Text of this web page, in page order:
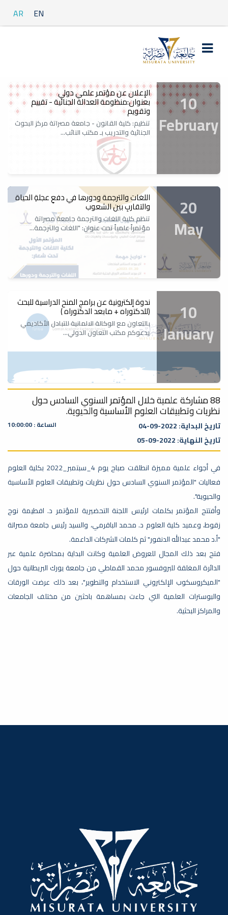
AR EN
10
February
الإعلان عن مؤتمر علمي دولي
بعنوان:منظومة العدالة الجنائية - تقييم
وتقويم
تنظيم: كلية القانون - جامعة مصراتة مركز البحوث
الجنائية والتدريب بـ مكتب النائب...
20
May
اللغات والترجمة ودورها في دفعِ عجلةِ الحياة
والتقاربِ بين الشعوب
تنظم كلية اللغات والترجمة جامعة مصراتة
مؤتمراً علمياً تحت عنوان: "اللغات والترجمة...
10
January
ندوة إلكترونية عن برامج المنح الدراسية للبحث
(للدكتوراه + مابعد الدكتوراه )
بالتعاون مع الوكالة الالمانية للتبادل الأكاديمي
يدعوكم مكتب التعاون الدولي...
22
December
اختتام ورشة عمل (تعزيز قدرات الأمن
الكيميائي في التعليم)
استمرت الورشة مدة ثلاثة أيام بواقع (5) ساعات
يومياً، بالتعاون مع الجمعية الليبية...
28
November
ختام الدروة تدريبية في مجال تدقيق واعتماد
المجلات العلمية المحكمة بقاعة ورش عمل
كلية الآداب.
ختام الدروة تدريبية في مجال تدقيق واعتماد
المجلات العلمية المحكمة بقاعة ورش عمل...
03 الأشعة المؤيّنة والوقاية من مخاطرها"
October
المؤتمر العلمي الأول لكلية الفنون والإعلام
2022 ختام المؤتمر بحضور عدد من المشاركين...
88 مشاركة علمية خلال المؤتمر السنوي السادس حول
نظريات وتطبيقات العلوم الأساسية والحيوية.
تاريخ البداية: 2022-09-04
تاريخ النهاية: 2022-09-05
الساعة : 10:00:00
في أجواء علمية مميزة انطلقت صباح يوم 4_سبتمبر_2022 بكلية العلوم
فعاليات "المؤتمر السنوي السادس حول نظريات وتطبيقات العلوم الأساسية
والحيوية".
وأفتتح المؤتمر بكلمات لرئيس اللجنة التحضيرية للمؤتمر د. افطيمة نوح
زقوط، وعميد كلية العلوم د. محمد الباقرمي، والسيد رئيس جامعة مصراتة
"أ.د محمد عبدالله الدنفور" ثم كلمات الشركات الداعمة.
فتح بعد ذلك المجال للعروض العلمية وكانت البداية بمحاضرة علمية عبر
الدائرة المغلقة للبروفسور محمد القماطي من جامعة يورك البريطانية حول
"الميكروسكوب الإلكتروني الاستخدام والتطوير"، بعد ذلك عرضت الورقات
والبوسترات العلمية التي جاءت بمساهمة باحثين من مختلف الجامعات
والمراكز البحثية.